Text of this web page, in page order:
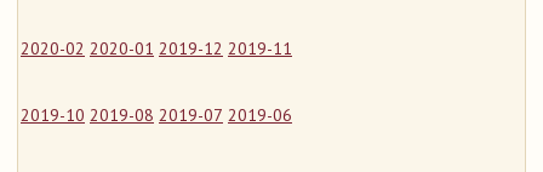
2020-02 2020-01 2019-12 2019-11
2019-10 2019-08 2019-07 2019-06